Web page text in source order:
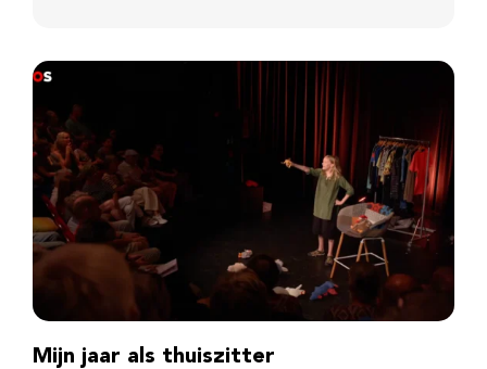
Mijn jaar als thuiszitter